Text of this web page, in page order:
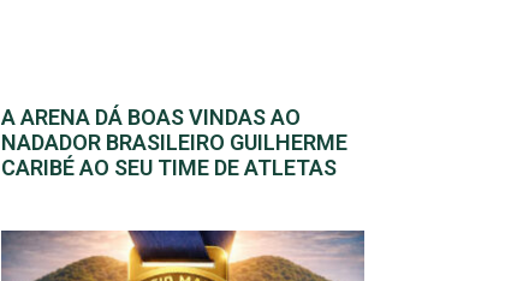
A ARENA DÁ BOAS VINDAS AO
NADADOR BRASILEIRO GUILHERME
CARIBÉ AO SEU TIME DE ATLETAS